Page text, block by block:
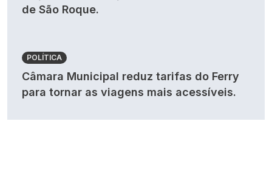
de São Roque.
POLÍTICA
Câmara Municipal reduz tarifas do Ferry
para tornar as viagens mais acessíveis.